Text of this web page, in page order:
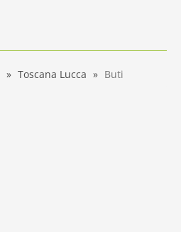
Toscana Lucca Buti